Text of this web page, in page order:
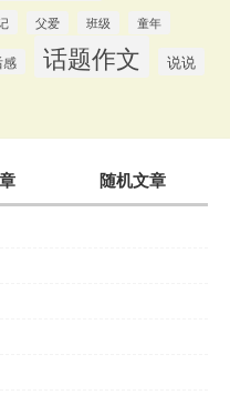
父爱 班级 童年
感 话题作文
说说
随机文章